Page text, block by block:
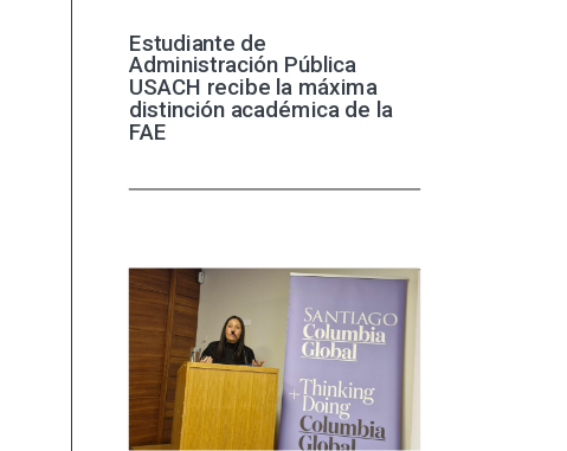
Estudiante de
Administración Pública
USACH recibe la máxima
distinción académica de la
FAE